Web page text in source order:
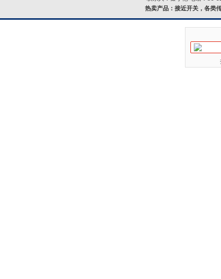
热卖产品： 接近开关，各类